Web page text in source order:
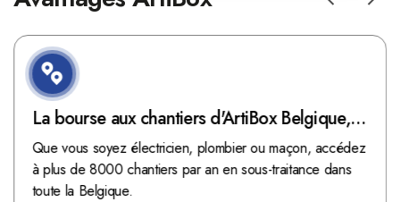
La bourse aux chantiers d'ArtiBox Belgique,
véritable mine d'or !
Que vous soyez électricien, plombier ou maçon, accédez
à plus de 8000 chantiers par an en sous-traitance dans
toute la Belgique.